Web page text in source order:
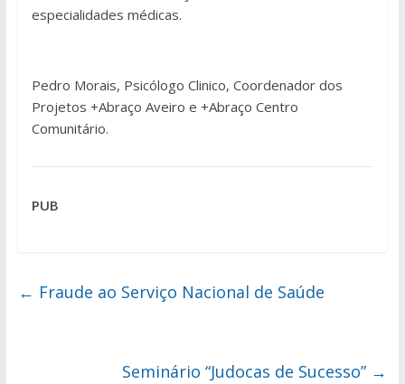
especialidades médicas.
Pedro Morais, Psicólogo Clinico, Coordenador dos
Projetos +Abraço Aveiro e +Abraço Centro
Comunitário.
PUB
← Fraude ao Serviço Nacional de Saúde
Seminário “Judocas de Sucesso” →